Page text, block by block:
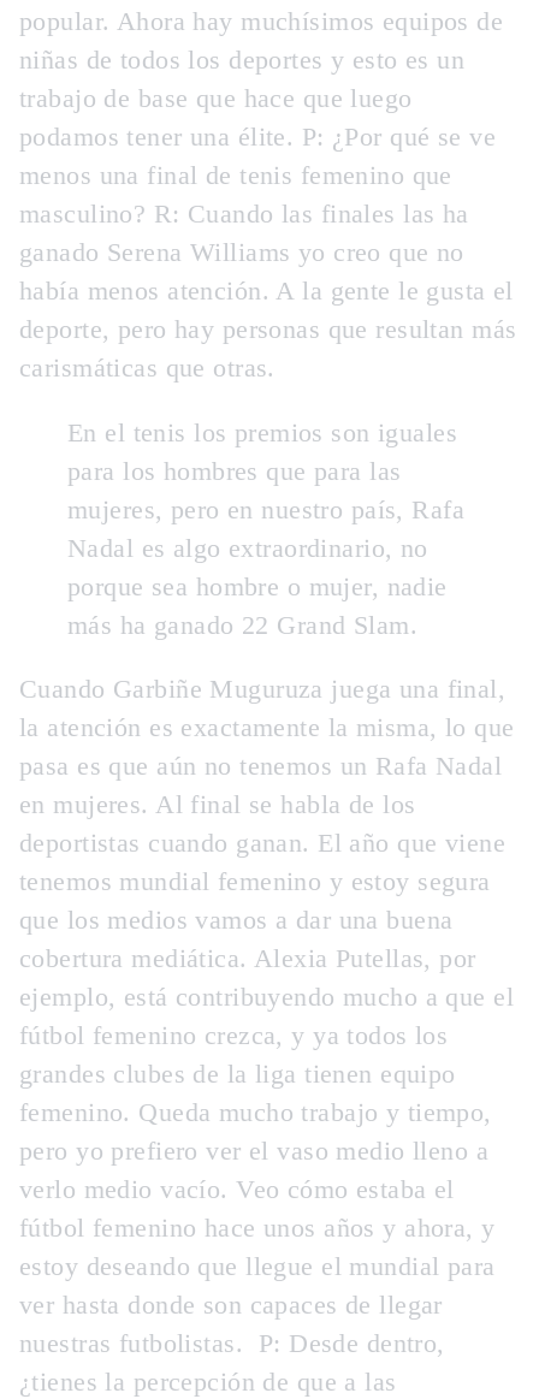
popular. Ahora hay muchísimos equipos de
niñas de todos los deportes y esto es un
trabajo de base que hace que luego
podamos tener una élite. P: ¿Por qué se ve
menos una final de tenis femenino que
masculino? R: Cuando las finales las ha
ganado Serena Williams yo creo que no
había menos atención. A la gente le gusta el
deporte, pero hay personas que resultan más
carismáticas que otras.
En el tenis los premios son iguales
para los hombres que para las
mujeres, pero en nuestro país, Rafa
Nadal es algo extraordinario, no
porque sea hombre o mujer, nadie
más ha ganado 22 Grand Slam.
Cuando Garbiñe Muguruza juega una final,
la atención es exactamente la misma, lo que
pasa es que aún no tenemos un Rafa Nadal
en mujeres. Al final se habla de los
deportistas cuando ganan. El año que viene
tenemos mundial femenino y estoy segura
que los medios vamos a dar una buena
cobertura mediática. Alexia Putellas, por
ejemplo, está contribuyendo mucho a que el
fútbol femenino crezca, y ya todos los
grandes clubes de la liga tienen equipo
femenino. Queda mucho trabajo y tiempo,
pero yo prefiero ver el vaso medio lleno a
verlo medio vacío. Veo cómo estaba el
fútbol femenino hace unos años y ahora, y
estoy deseando que llegue el mundial para
ver hasta donde son capaces de llegar
nuestras futbolistas.
P: Desde dentro,
¿tienes la percepción de que a las